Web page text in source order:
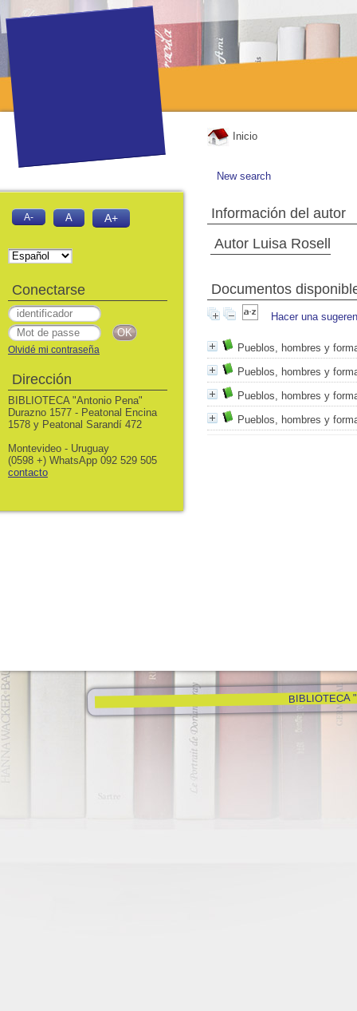
Inicio
New search
Información del autor
Autor Luisa Rosell
Documentos
Hacer una
Pueblos, hombres y
Pueblos, hombres y
Pueblos, hombres y
Pueblos, hombres y
BIBLIOTECA
A- A A+
Conectarse
Olvidé mi contraseña
Dirección
BIBLIOTECA "Antonio Pena"
Durazno 1577 - Peatonal Encina
1578 y Peatonal Sarandí 472
Montevideo - Uruguay
(0598 +) WhatsApp 092 529 505
contacto